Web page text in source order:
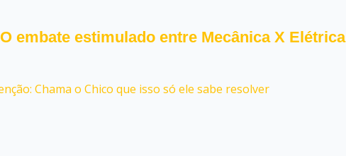
O embate estimulado entre Mecânica X Elétrica